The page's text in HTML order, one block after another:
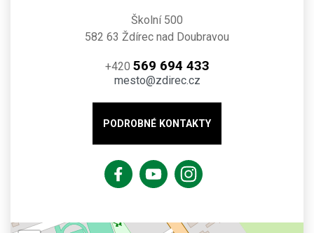
Školní 500
582 63 Ždírec nad Doubravou
+420 569 694 433
mesto@zdirec.cz
PODROBNÉ KONTAKTY